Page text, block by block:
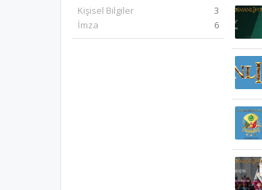
Kişisel Bilgiler
3
İmza
6